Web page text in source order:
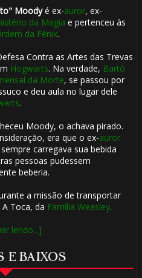
Moodyé ex-auror, ex-
da Magia e pertenceu às
da Fênix.
Contra as Artes das Trevas
Hogwarts. Na verdade, Bartô
da Morte, se passou por
e deu aula no lugar dele
.
Moody, o achava pirado.
era que o ex-auror
carregava sua bebida
pessoas pudessem
beberia.
a missão de transportar
Toca, da Família Weasley.
lendo...]
E BAIXOS